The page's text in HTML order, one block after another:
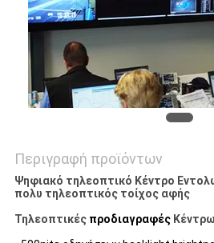
Περιγραφή προϊόντων
Ψηφιακό τηλεοπτικό Κέντρο
πολυ τηλεοπτικός τοίχος αφής
Τηλεοπτικές προδιαγραφές